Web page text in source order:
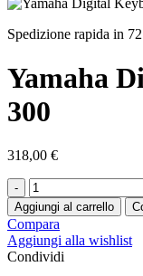
Spedizione rapida in
Yamaha
300
318,00 €
Yamaha
Digital
Keyboard
EZ-
300
quantità
Aggiungi al carrello
Compara
Aggiungi alla wishlist
Condividi